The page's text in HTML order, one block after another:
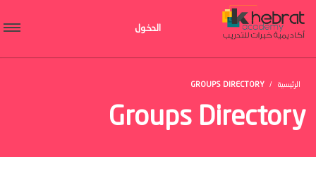
الدخول
الرئيسية GROUPS DIRECTORY
Groups Directory